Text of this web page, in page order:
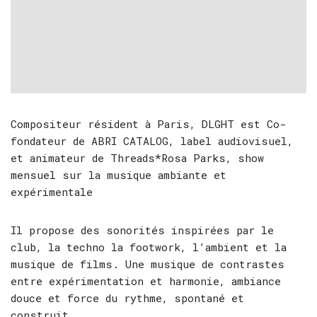
Compositeur résident à Paris, DLGHT est Co-
fondateur de ABRI CATALOG, label audiovisuel,
et animateur de Threads*Rosa Parks, show
mensuel sur la musique ambiante et
expérimentale
Il propose des sonorités inspirées par le
club, la techno la footwork, l’ambient et la
musique de films. Une musique de contrastes
entre expérimentation et harmonie, ambiance
douce et force du rythme, spontané et